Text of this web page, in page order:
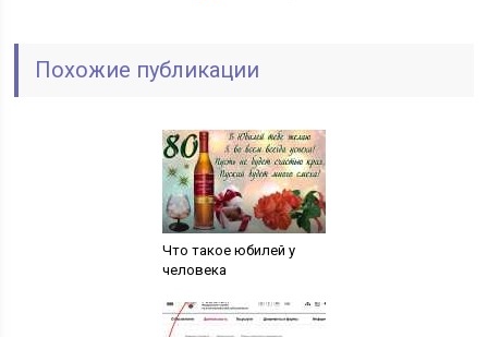
Похожие публикации
Что такое юбилей у
человека